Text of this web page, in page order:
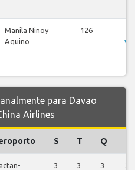
Manila Ninoy
Aquino
126
para Davao
Airlines
S T Q Q
3 3 3 3